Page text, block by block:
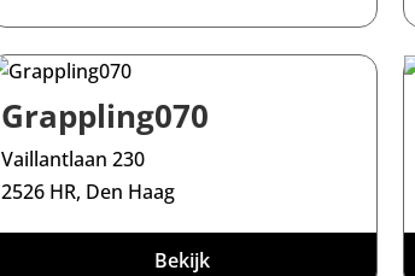
Grappling070
Vaillantlaan 230
2526 HR, Den Haag
Bekijk